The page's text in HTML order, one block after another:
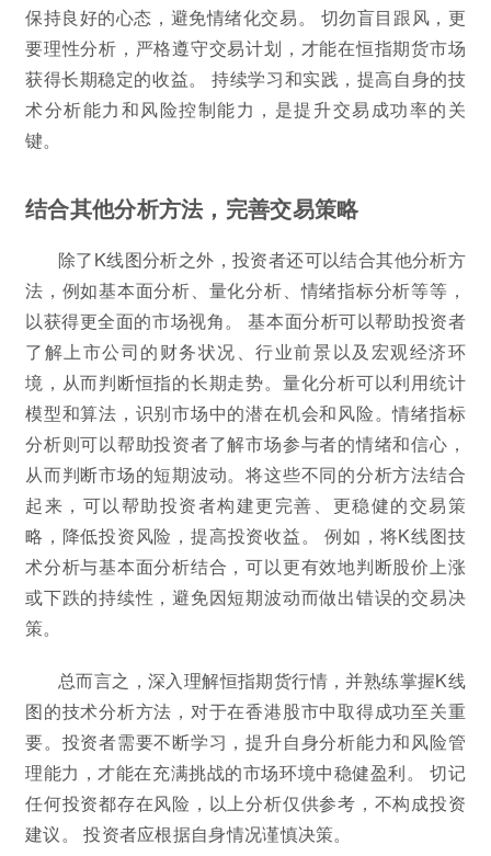
保持良好的心态，避免情绪化交易。 切勿盲目跟风，更
要理性分析，严格遵守交易计划，才能在恒指期货市场
获得长期稳定的收益。 持续学习和实践，提高自身的技
术分析能力和风险控制能力，是提升交易成功率的关
键。
结合其他分析方法，完善交易策略
除了K线图分析之外，投资者还可以结合其他分析方
法，例如基本面分析、量化分析、情绪指标分析等等，
以获得更全面的市场视角。 基本面分析可以帮助投资者
了解上市公司的财务状况、行业前景以及宏观经济环
境，从而判断恒指的长期走势。量化分析可以利用统计
模型和算法，识别市场中的潜在机会和风险。情绪指标
分析则可以帮助投资者了解市场参与者的情绪和信心，
从而判断市场的短期波动。将这些不同的分析方法结合
起来，可以帮助投资者构建更完善、更稳健的交易策
略，降低投资风险，提高投资收益。 例如，将K线图技
术分析与基本面分析结合，可以更有效地判断股价上涨
或下跌的持续性，避免因短期波动而做出错误的交易决
策。
总而言之，深入理解恒指期货行情，并熟练掌握K线
图的技术分析方法，对于在香港股市中取得成功至关重
要。投资者需要不断学习，提升自身分析能力和风险管
理能力，才能在充满挑战的市场环境中稳健盈利。 切记
任何投资都存在风险，以上分析仅供参考，不构成投资
建议。 投资者应根据自身情况谨慎决策。